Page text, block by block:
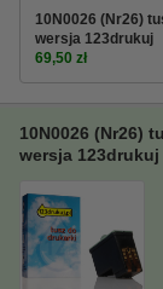
10N0026 (Nr26)
wersja 123drukuj
69,50 zł
10N0026 (Nr26)
wersja 123drukuj